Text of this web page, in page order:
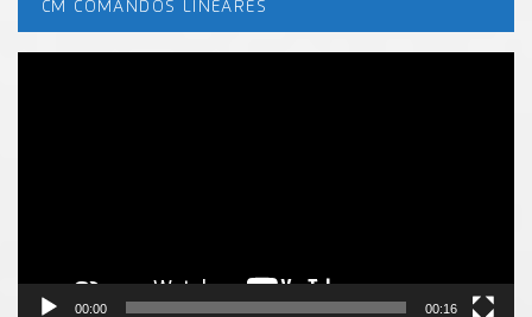
CM COMANDOS LINEARES
00:00 00:16